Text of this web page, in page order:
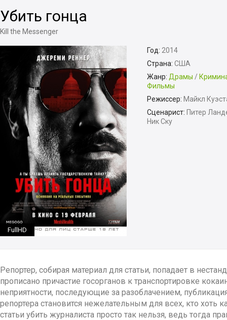
Убить гонца
Kill the Messenger
FullHD
Год: 2014
Страна: США
Жанр: Драмы /
Фильмы
Режиссер: Майкл
Сценарист: Питер
Ник Ску
Репортер, собирая материал для статьи, попадает в
прописано причастие госорганов к транспортировке
неприятности, последующие за разоблачением,
репортера становится нежелательным для всех, кто
статьи убить журналиста просто так нельзя, ведь тогда